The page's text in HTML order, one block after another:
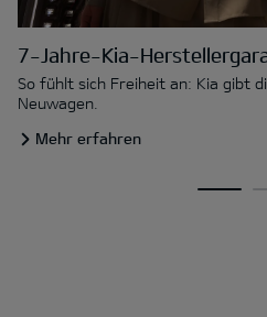
7-Jahre-Kia-
So fühlt sich Freiheit an: Kia gibt
Neuwagen.
Mehr erfahren